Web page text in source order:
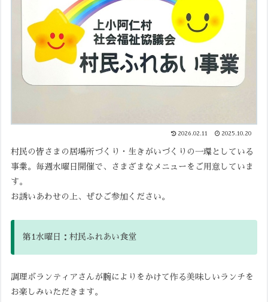
2026.02.11 2025.10.20
村民の皆さまの居場所づくり・生きがいづくりの一環としている
事業。毎週水曜日開催で、さまざまなメニューをご用意していま
す。
お誘いあわせの上、ぜひご参加ください。
第1水曜日：村民ふれあい食堂
調理ボランティアさんが腕によりをかけて作る美味しいランチを
お楽しみいただきます。